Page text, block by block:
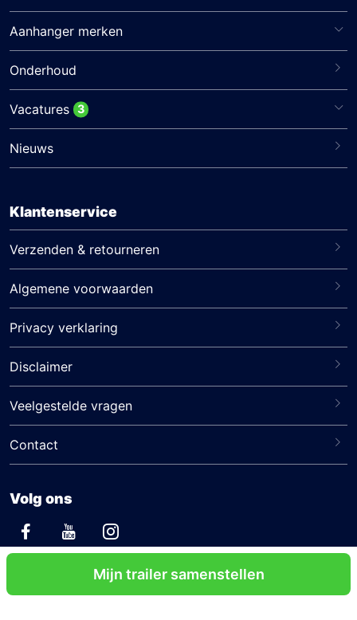
Mijn trailer samenstellen
Aanhanger merken
Onderhoud
Vacatures 3
Nieuws
Klantenservice
Verzenden & retourneren
Algemene voorwaarden
Privacy verklaring
Disclaimer
Veelgestelde vragen
Contact
Volg ons